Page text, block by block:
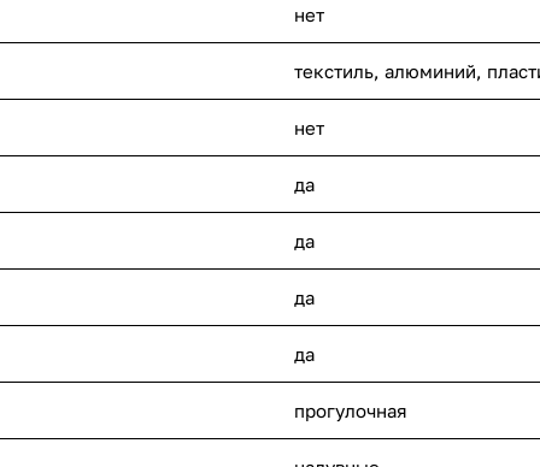
нет
текстиль, алюминий,
нет
да
да
да
да
прогулочная